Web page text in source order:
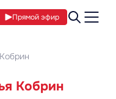
Прямой эфир
Кобрин